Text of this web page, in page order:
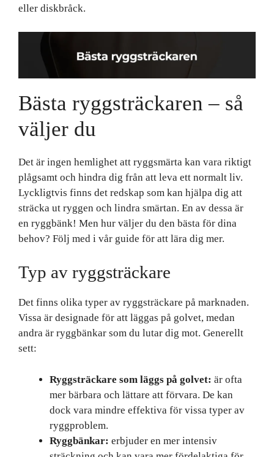
eller diskbråck.
Bästa ryggsträckaren – så
väljer du
Det är ingen hemlighet att ryggsmärta kan vara riktigt
plågsamt och hindra dig från att leva ett normalt liv.
Lyckligtvis finns det redskap som kan hjälpa dig att
sträcka ut ryggen och lindra smärtan. En av dessa är
en ryggbänk! Men hur väljer du den bästa för dina
behov? Följ med i vår guide för att lära dig mer.
Typ av ryggsträckare
Det finns olika typer av ryggsträckare på marknaden.
Vissa är designade för att läggas på golvet, medan
andra är ryggbänkar som du lutar dig mot. Generellt
sett:
Ryggsträckare som läggs på golvet: är ofta
mer bärbara och lättare att förvara. De kan
dock vara mindre effektiva för vissa typer av
ryggproblem.
Ryggbänkar: erbjuder en mer intensiv